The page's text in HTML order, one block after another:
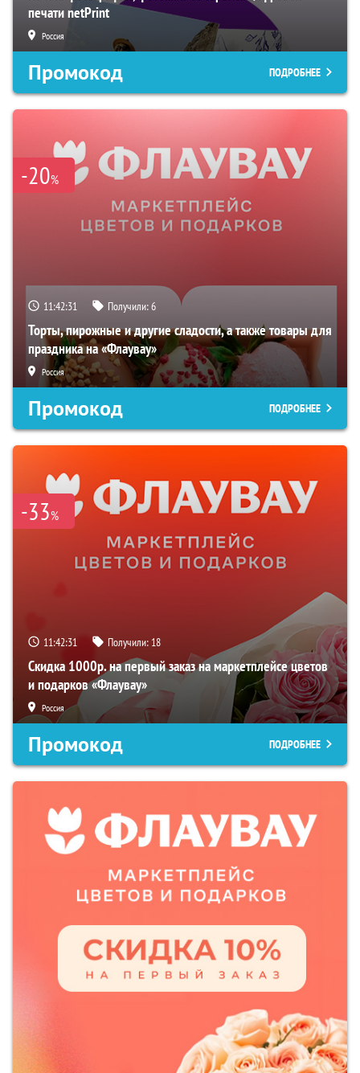
печати netPrint
Россия
Промокод ПОДРОБНЕЕ
-20%
11:42:30 Получили:6
Торты, пирожные и другие сладости, а также товары для
праздника на «Флаувау»
Россия
Промокод ПОДРОБНЕЕ
-33%
11:42:30 Получили: 18
Скидка 1000р. на первый заказ на маркетплейсе цветов
и подарков «Флаувау»
Россия
Промокод ПОДРОБНЕЕ